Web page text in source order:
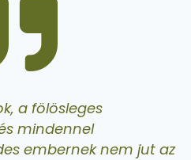
a fölösleges
mindennel
embernek nem jut az